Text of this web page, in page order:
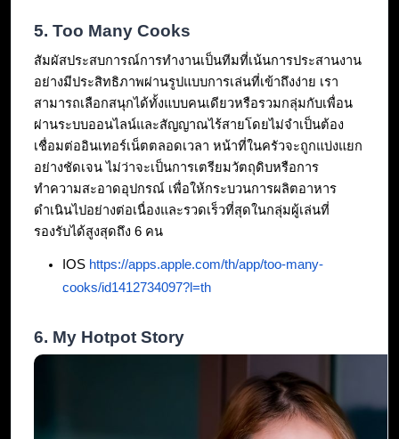
5. Too Many Cooks
สัมผัสประสบการณ์การทำงานเป็นทีมที่เน้นการประสานงาน
อย่างมีประสิทธิภาพผ่านรูปแบบการเล่นที่เข้าถึงง่าย เรา
สามารถเลือกสนุกได้ทั้งแบบคนเดียวหรือรวมกลุ่มกับเพื่อน
ผ่านระบบออนไลน์และสัญญาณไร้สายโดยไม่จำเป็นต้อง
เชื่อมต่ออินเทอร์เน็ตตลอดเวลา หน้าที่ในครัวจะถูกแบ่งแยก
อย่างชัดเจน ไม่ว่าจะเป็นการเตรียมวัตถุดิบหรือการ
ทำความสะอาดอุปกรณ์ เพื่อให้กระบวนการผลิตอาหาร
ดำเนินไปอย่างต่อเนื่องและรวดเร็วที่สุดในกลุ่มผู้เล่นที่
รองรับได้สูงสุดถึง 6 คน
IOS https://apps.apple.com/th/app/too-many-
cooks/id1412734097?l=th
6. My Hotpot Story